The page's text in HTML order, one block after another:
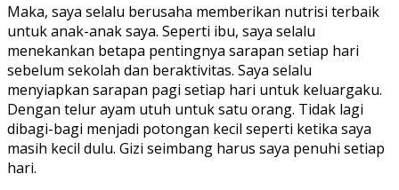
Maka, saya selalu berusaha memberikan nutrisi terbaik
untuk anak-anak saya. Seperti ibu, saya selalu
menekankan betapa pentingnya sarapan setiap hari
sebelum sekolah dan beraktivitas. Saya selalu
menyiapkan sarapan pagi setiap hari untuk keluargaku.
Dengan telur ayam utuh untuk satu orang. Tidak lagi
dibagi-bagi menjadi potongan kecil seperti ketika saya
masih kecil dulu. Gizi seimbang harus saya penuhi setiap
hari.